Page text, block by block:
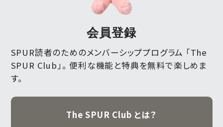
会員登録
SPUR読者のためのメンバーシッププログラム 「The
SPUR Club」。 便利な機能と特典を無料で楽しめま
す。
The SPUR Club とは？